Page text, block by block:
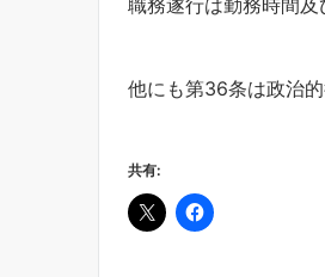
他にも第36条は政治
共有: